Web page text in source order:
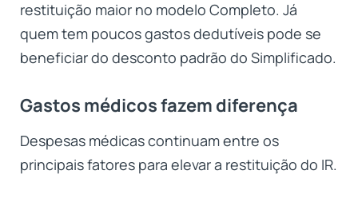
restituição maior no modelo Completo. Já
quem tem poucos gastos dedutíveis pode se
beneficiar do desconto padrão do Simplificado.
Gastos médicos fazem diferença
Despesas médicas continuam entre os
principais fatores para elevar a restituição do IR.